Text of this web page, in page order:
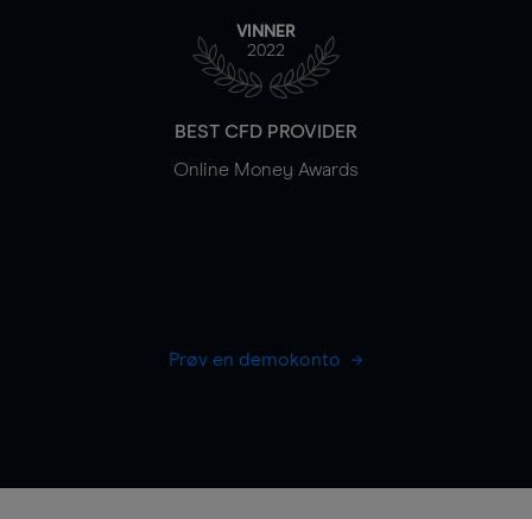
VINNER
2022
BEST CFD PROVIDER
Online Money Awards
Prøv en demokonto